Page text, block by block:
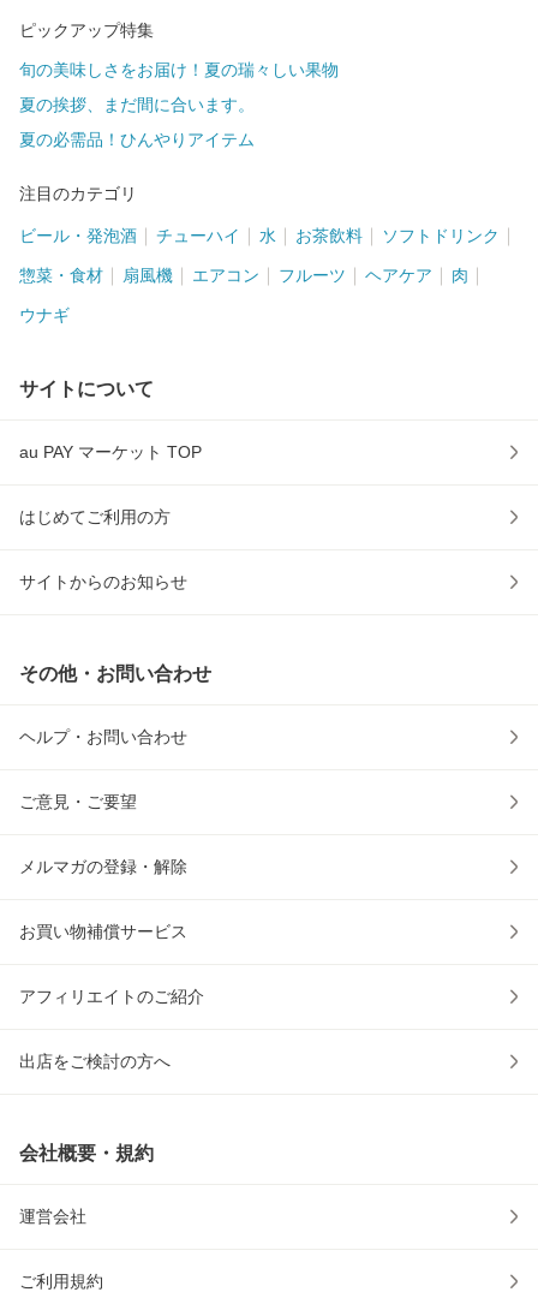
ピックアップ特集
旬の美味しさをお届け！夏の瑞々しい果物
夏の挨拶、まだ間に合います。
夏の必需品！ひんやりアイテム
注目のカテゴリ
ビール・発泡酒 チューハイ 水 お茶飲料 ソフトドリンク
惣菜・食材 扇風機 エアコン フルーツ ヘアケア 肉
ウナギ
サイトについて
au PAY マーケット TOP
はじめてご利用の方
サイトからのお知らせ
その他・お問い合わせ
ヘルプ・お問い合わせ
ご意見・ご要望
メルマガの登録・解除
お買い物補償サービス
アフィリエイトのご紹介
出店をご検討の方へ
会社概要・規約
運営会社
ご利用規約